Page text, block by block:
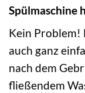
Spülmaschine
Kein Problem!
auch ganz
nach dem
fließendem